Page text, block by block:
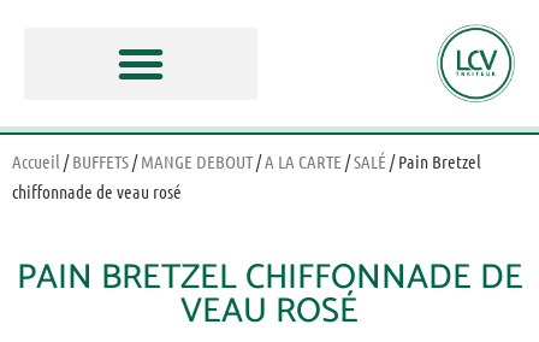
Accueil /BUFFETS/MANGE DEBOUT/A LA CARTE /SALÉ / Pain Bretzel
chiffonnade de veau rosé
PAIN BRETZEL CHIFFONNADE DE
VEAU ROSÉ